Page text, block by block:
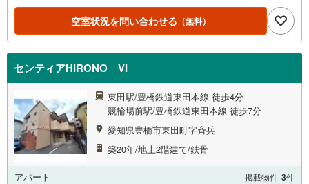
空室状況を問い合わせる （無料）
センティアHIRONO VI
東田駅/豊橋鉄道東田本線 徒歩4分
競輪場前駅/豊橋鉄道東田本線 徒歩7分
愛知県豊橋市東田町字斉兵
築20年/地上2階建て/鉄骨
アパート 掲載物件 3件